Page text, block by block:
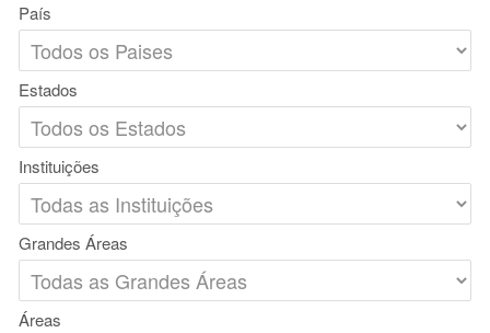
País
Estados
Instituições
Grandes Áreas
Áreas